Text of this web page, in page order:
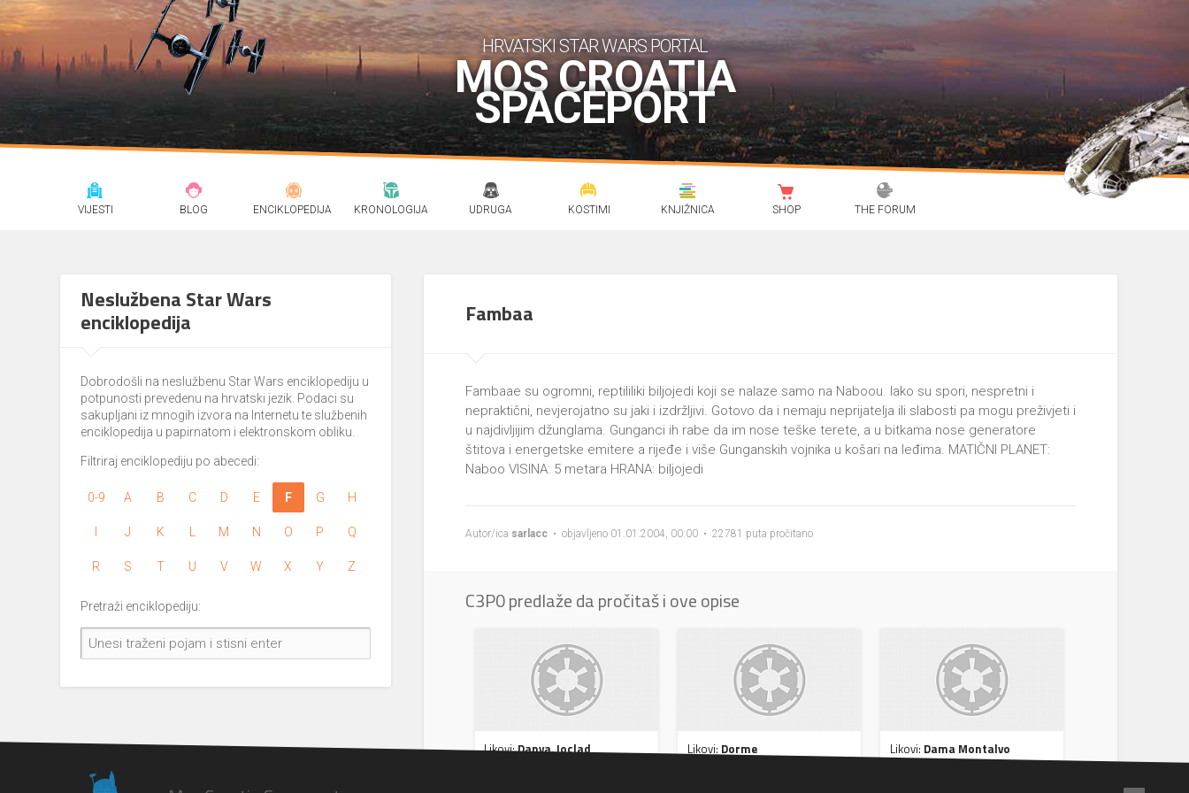
HRVATSKI STAR WARS PORTAL
MOS CROATIA
SPACEPORT
VIJESTI BLOG ENCIKLOPEDIJA KRONOLOGIJA UDRUGA KOSTIMI KNJIŽNICA SHOP THE FORUM
Neslužbena Star Wars
enciklopedija
Dobrodošli na neslužbenu Star Wars enciklopediju u
potpunosti prevedenu na hrvatski jezik. Podaci su
sakupljani iz mnogih izvora na Internetu te službenih
enciklopedija u papirnatom i elektronskom obliku.
Filtriraj enciklopediju po abecedi:
0-9 A B C D E F G H
J K M N O P Q
R S T U V W X Y Z
Pretraži enciklopediju:
Fambaa
Fambaae su ogromni, reptililiki biljojedi koji se nalaze samo na Naboou. Iako su spori, nespretni i
nepraktični, nevjerojatno su jaki i izdržljivi. Gotovo da i nemaju neprijatelja ili slabosti pa mogu preživjeti i
u najdivljijim džunglama. Gunganci ih rabe da im nose teške terete, a u bitkama nose generatore
štitova i energetske emitere a rijeđe i više Gunganskih vojnika u košari na leđima. MATIČNI PLANET:
Naboo VISINA: 5 metara HRANA: biljojedi
Autor/ica sarlacc • objavljeno 01.01.2004, 00:00 • 22781 puta pročitano
C3P0 predlaže da pročitaš i ove opise
Likovi:Danva, Joclad Likovi: Dorme Likovi: Dama Montalvo